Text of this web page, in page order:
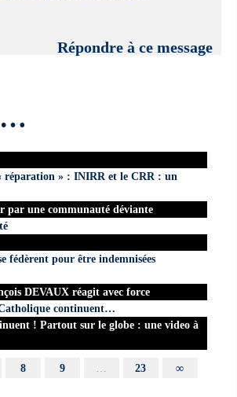
Répondre à ce message
réparation » : INIRR et le CRR : un
par une communauté déviante
fédèrent pour être indemnisées
DEVAUX réagit avec force
continuent…
! Partout sur le globe : une video à
8 9 23 ∞